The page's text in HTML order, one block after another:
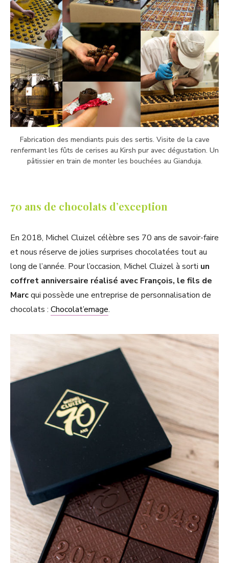
Fabrication des mendiants puis des sertis. Visite de la cave
renfermant les fûts de cerises au Kirsh pur avec dégustation. Un
pâtissier en train de monter les bouchées au Gianduja.
70 ans de chocolats d’exception
En 2018, Michel Cluizel célèbre ses 70 ans de savoir-faire
et nous réserve de jolies surprises chocolatées tout au
long de l’année. Pour l’occasion, Michel Cluizel à sorti un
coffret anniversaire réalisé avec François, le fils de
Marcqui possède une entreprise de personnalisation de
chocolats : Chocolat’emage.